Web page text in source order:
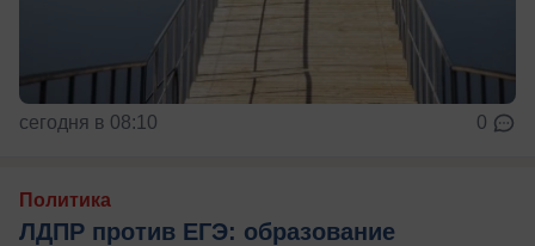
сегодня в 08:10 0
Политика
ЛДПР против ЕГЭ: образование